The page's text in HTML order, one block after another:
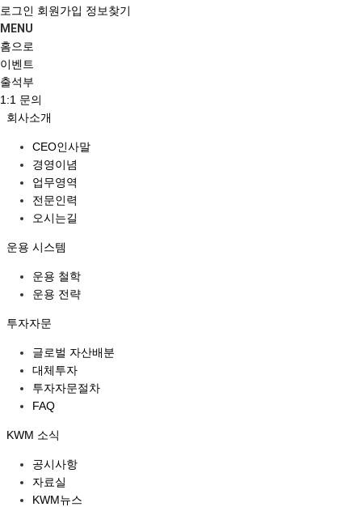
로그인 회원가입 정보찾기
MENU
홈으로
이벤트
출석부
1:1 문의
회사소개
CEO인사말
경영이념
업무영역
전문인력
오시는길
운용 시스템
운용 철학
운용 전략
투자자문
글로벌 자산배분
대체투자
투자자문절차
FAQ
KWM 소식
공시사항
자료실
KWM뉴스